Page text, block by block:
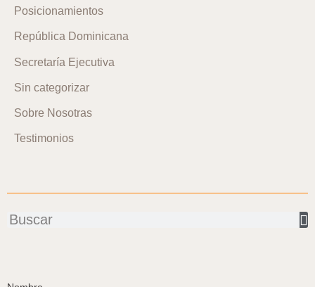
Posicionamientos
República Dominicana
Secretaría Ejecutiva
Sin categorizar
Sobre Nosotras
Testimonios
Buscar